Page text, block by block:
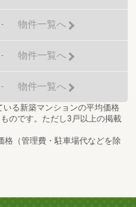
- 物件一覧へ
- 物件一覧へ
- 物件一覧へ
る新築マンションの平均価格
のです。ただし3戸以上の掲載
格（管理費・駐車場代などを除